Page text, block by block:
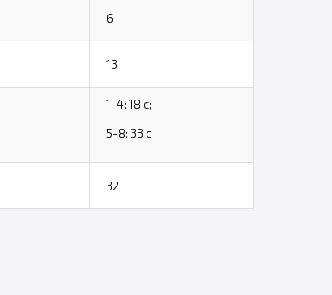
6
13
1-4: 18 с;
5-8: 33 с
32